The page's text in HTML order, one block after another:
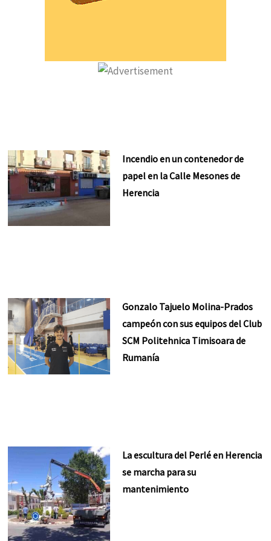
Incendio en un contenedor de
papel en la Calle Mesones de
Herencia
Gonzalo Tajuelo Molina-Prados
campeón con sus equipos del Club
SCM Politehnica Timisoara de
Rumanía
La escultura del Perlé en Herencia
se marcha para su
mantenimiento